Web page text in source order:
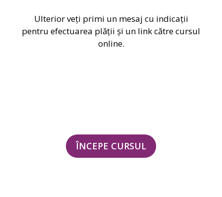
Ulterior veți primi un mesaj cu indicații
pentru efectuarea plății și un link către cursul
online.
ÎNCEPE CURSUL